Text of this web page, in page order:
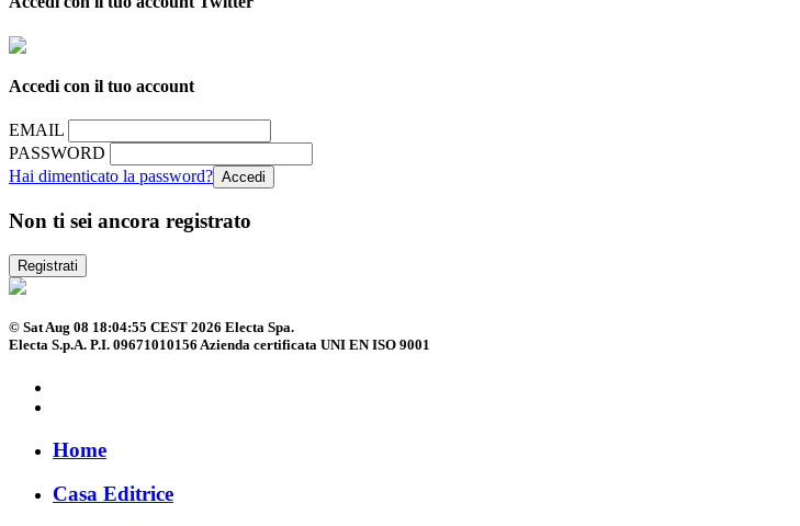
Accedi con il tuo account
EMAIL
PASSWORD
Hai dimenticato la password?
Non ti sei ancora registrato
Registrati
© Sat Aug 08 18:04:55 CEST 2026 Electa Spa.
Electa S.p.A. P.I. 09671010156 Azienda certificata UNI EN ISO 9001
Home
Casa Editrice